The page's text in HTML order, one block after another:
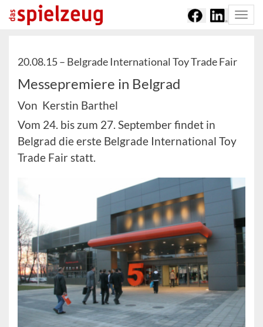
20.08.15 – Belgrade International Toy Trade Fair
Messepremiere in Belgrad
Von Kerstin Barthel
Vom 24. bis zum 27. September findet in
Belgrad die erste Belgrade International Toy
Trade Fair statt.